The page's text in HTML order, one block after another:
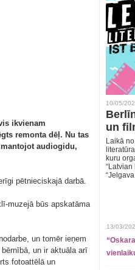
ikvienam
remonta dēļ. Nu tas
audiogidu,
pētnieciskajā darbā.
muzejā būs apskatāma
un tomēr ieņem
un ir aktuāla arī
fotoattēlā un
10/05/
un
Laikā
kuru
“Latvian
13/03/